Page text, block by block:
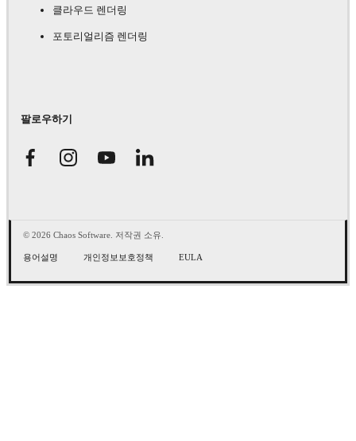
클라우드 렌더링
포토리얼리즘 렌더링
팔로우하기
© 2026 Chaos Software. 저작권 소유.
용어설명 개인정보보호정책 EULA